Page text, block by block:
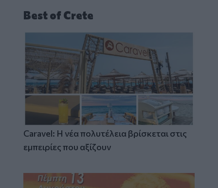
Best of Crete
Caravel: Η νέα πολυτέλεια βρίσκεται στις
εμπειρίες που αξίζουν